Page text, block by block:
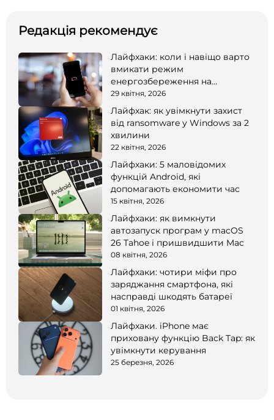
Редакція рекомендує
Лайфхаки: коли і навіщо варто
вмикати режим
енергозбереження на
смартфоні
29 квітня, 2026
Лайфхак: як увімкнути захист
від ransomware у Windows за 2
хвилини
22 квітня, 2026
Лайфхаки: 5 маловідомих
функцій Android, які
допомагають економити час
15 квітня, 2026
Лайфхаки: як вимкнути
автозапуск програм у macOS
26 Tahoe і пришвидшити Mac
08 квітня, 2026
Лайфхаки: чотири міфи про
заряджання смартфона, які
насправді шкодять батареї
01 квітня, 2026
Лайфхаки. iPhone має
приховану функцію Back Tap: як
увімкнути керування
25 березня, 2026